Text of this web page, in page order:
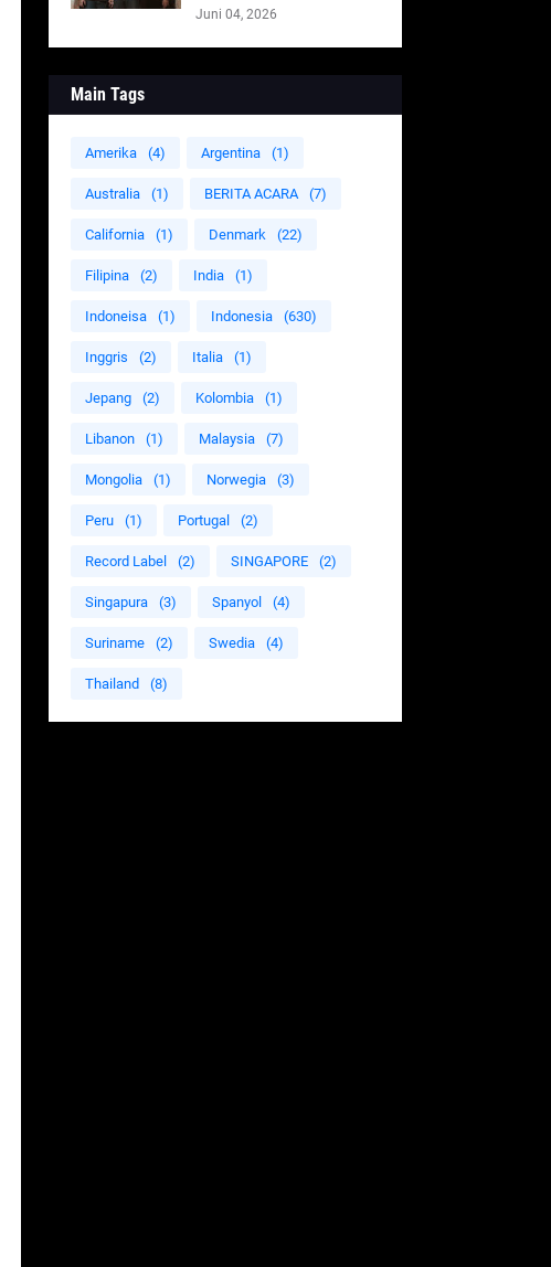
Juni 04, 2026
Main Tags
Amerika (4) Argentina (1)
Australia (1) BERITA ACARA (7)
California (1) Denmark (22)
Filipina (2) India (1)
Indoneisa (1) Indonesia (630)
Inggris (2) Italia (1)
Jepang (2) Kolombia (1)
Libanon (1) Malaysia (7)
Mongolia (1) Norwegia (3)
Peru (1) Portugal (2)
Record Label (2) SINGAPORE (2)
Singapura (3) Spanyol (4)
Suriname (2) Swedia (4)
Thailand (8)